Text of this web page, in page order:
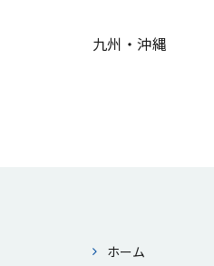
九州・沖縄
ホーム